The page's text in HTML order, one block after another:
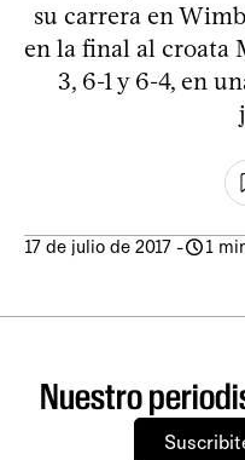
su carrera en
en la final al croata
3, 6-1 y 6-4, en
17 de julio de 2017 - 1
Nuestro